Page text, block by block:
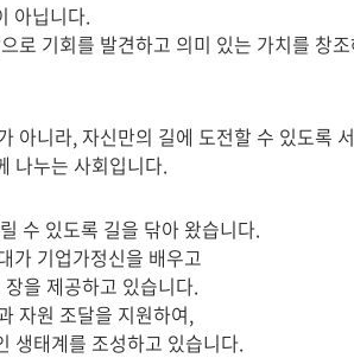
아닙니다.
로 기회를 발견하고 의미 있는 가치를 창
아니라, 자신만의 길에 도전할 수 있도록
나누는 사회입니다.
수 있도록 길을 닦아 왔습니다.
가 기업가정신을 배우고
을 제공하고 있습니다.
자원 조달을 지원하여,
생태계를 조성하고 있습니다.